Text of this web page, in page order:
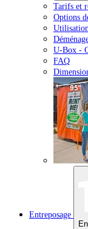
Tarifs et
Options
U-Box -
FAQ
Entreposage